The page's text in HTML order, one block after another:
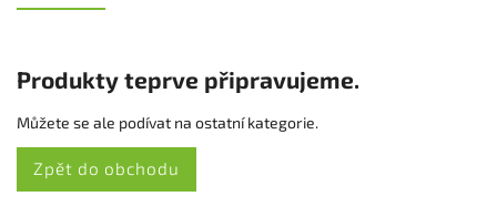
Produkty teprve připravujeme.
Můžete se ale podívat na ostatní kategorie.
Zpět do obchodu